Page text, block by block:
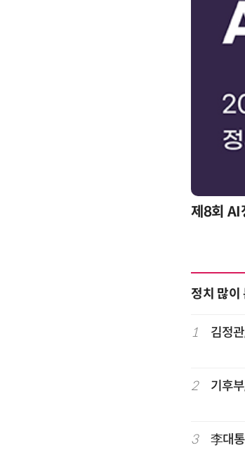
제8회 AI정부 혁신 콘퍼런스
정치 많이
1 김정
2 기후
3 李대